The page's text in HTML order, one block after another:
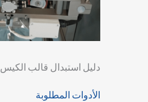
دليل استبدال قالب الكيس
الأدوات المطلوبة